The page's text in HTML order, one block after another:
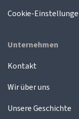
Cookie-
Unternehmen
Kontakt
Wir über uns
Unsere Geschichte